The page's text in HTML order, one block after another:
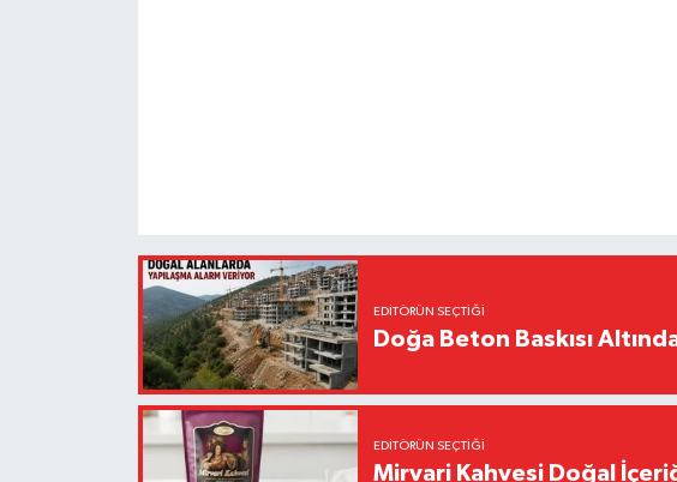
EDITÖRÜN SEÇTIĞI
Doğa Beton Baskısı
EDITÖRÜN SEÇTIĞI
Mirvari Kahvesi Doğal